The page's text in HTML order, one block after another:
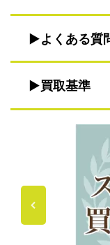
よくある質
買取基準